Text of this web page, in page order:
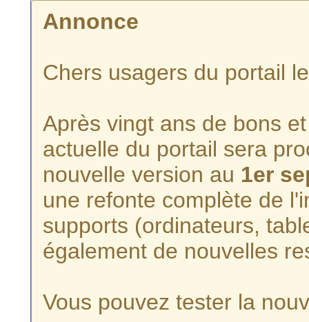
Annonce
Chers usagers du portail
Après vingt ans de bons
actuelle du portail sera
nouvelle version au 1er
une refonte complète de
supports (ordinateurs,
également de nouvelles
Vous pouvez tester la